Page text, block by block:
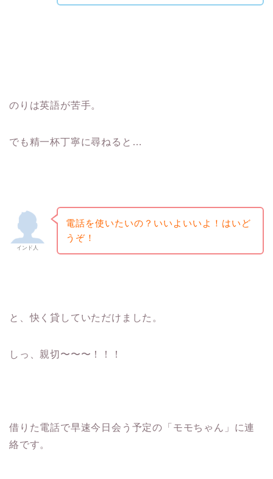
のりは英語が苦手。
でも精一杯丁寧に尋ねると…
インド人
電話を使いたいの？いいよいいよ！はいど
うぞ！
と、快く貸していただけました。
しっ、親切〜〜〜！！！
借りた電話で早速今日会う予定の「モモちゃん」に連
絡です。